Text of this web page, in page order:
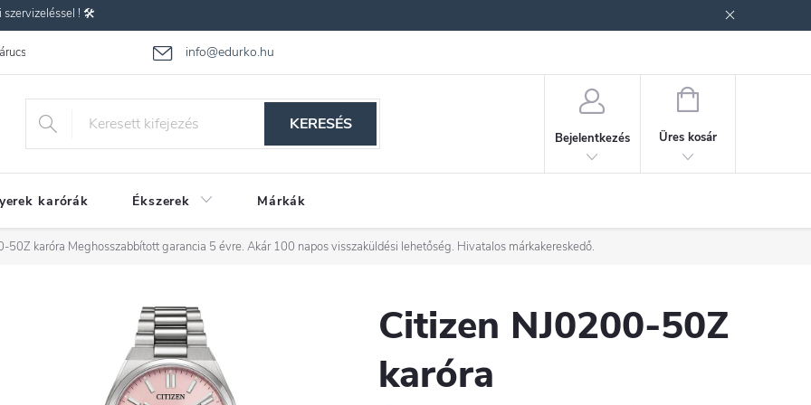
szervizeléssel ! 🛠️
info@edurko.hu
Gyakran ismételt kérdések
KERESÉS
Bejelentkezés
KOSÁR
Üres kosár
karórák Ékszerek Márkák
50Z karóra Meghosszabbított garancia 5 évre. Akár 100 napos visszaküldési lehetőség. Hivatalos márkakereskedő.
Citizen NJ0200-50Z
karóra